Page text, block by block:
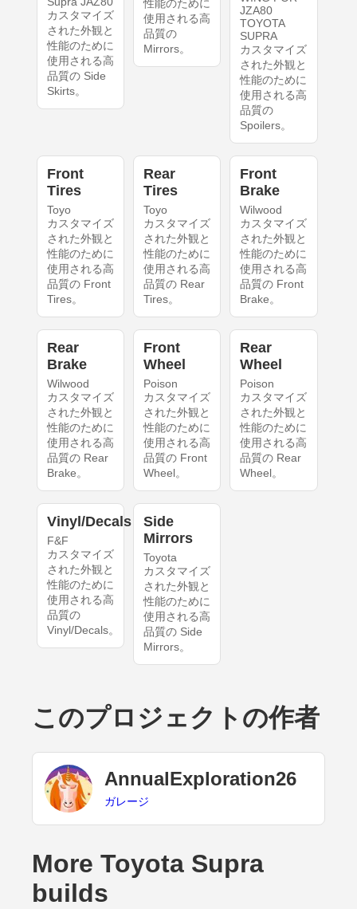
カスタマイズ
された外観と
性能のために
使用される高
品質の Side
Skirts。
性能のために
使用される高
品質の
Mirrors。
JZA80
TOYOTA
SUPRA
カスタマイズ
された外観と
性能のために
使用される高
品質の
Spoilers。
Front
Tires
Toyo
カスタマイズ
された外観と
性能のために
使用される高
品質の Front
Tires。
Rear
Tires
Toyo
カスタマイズ
された外観と
性能のために
使用される高
品質の Rear
Tires。
Front
Brake
Wilwood
カスタマイズ
された外観と
性能のために
使用される高
品質の Front
Brake。
Rear
Brake
Wilwood
カスタマイズ
された外観と
性能のために
使用される高
品質の Rear
Brake。
Front
Wheel
Poison
カスタマイズ
された外観と
性能のために
使用される高
品質の Front
Wheel。
Rear
Wheel
Poison
カスタマイズ
された外観と
性能のために
使用される高
品質の Rear
Wheel。
Vinyl/Decals
F&F
カスタマイズ
された外観と
性能のために
使用される高
品質の
Vinyl/Decals。
Side
Mirrors
Toyota
カスタマイズ
された外観と
性能のために
使用される高
品質の Side
Mirrors。
このプロジェクトの作者
AnnualExploration26
ガレージ
More Toyota Supra
builds